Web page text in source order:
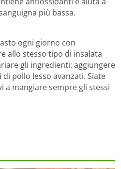
più bassa.
ogni giorno con
allo stesso tipo di insalata
gli ingredienti: aggiungere
pollo lesso avanzati. Siate
a mangiare sempre gli stessi